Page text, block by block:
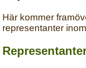
Här kommer
representanter